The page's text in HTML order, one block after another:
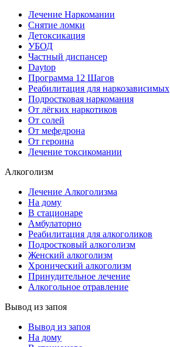
Лечение Наркомании
Снятие ломки
Детоксикация
УБОД
Частный диспансер
Daytop
Программа 12 Шагов
Реабилитация для наркозависимых
Подростковая наркомания
От лёгких наркотиков
От солей
От мефедрона
От героина
Лечение токсикомании
Алкоголизм
Лечение Алкоголизма
На дому
В стационаре
Амбулаторно
Реабилитация для алкоголиков
Подростковый алкоголизм
Женский алкоголизм
Хронический алкоголизм
Принудительное лечение
Алкогольное отравление
Вывод из запоя
Вывод из запоя
На дому